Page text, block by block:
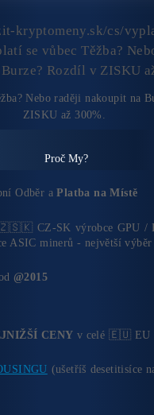
Nebo raději
ZISKU až 300%.
Odběr aPlatba na
CZ-SK výrobce
od@2015